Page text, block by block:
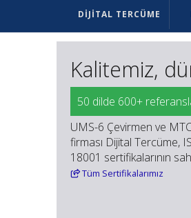
DIJITAL TERCÜME
Memnuniyet anketinde
600+ referansımıza
sorunsuz çeviri
zamanında teslim
terminolojiye